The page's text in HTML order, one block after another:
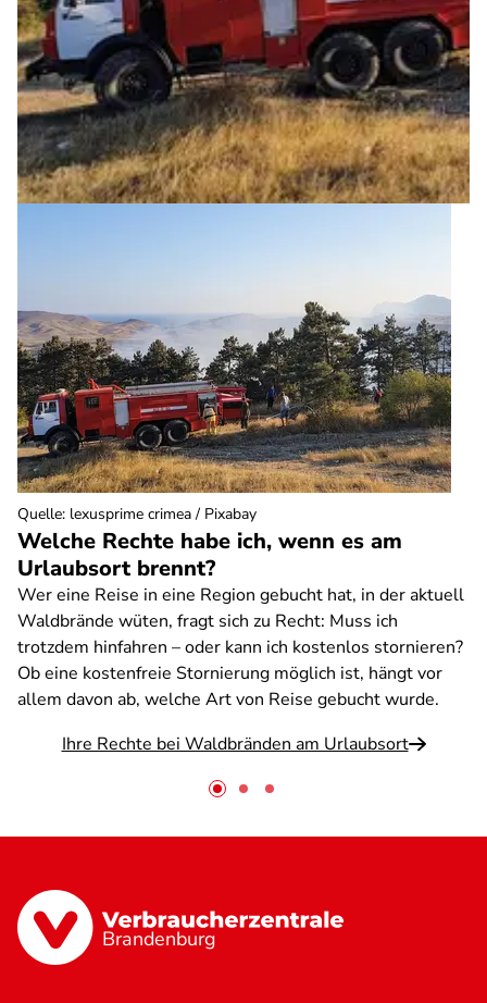
Welche Rechte habe ich, wenn es am
Urlaubsort brennt?
Wer eine Reise in eine Region gebucht hat, in der aktuell
Waldbrände wüten, fragt sich zu Recht: Muss ich
trotzdem hinfahren – oder kann ich kostenlos stornieren?
Ob eine kostenfreie Stornierung möglich ist, hängt vor
allem davon ab, welche Art von Reise gebucht wurde.
Ihre Rechte bei Waldbränden am Urlaubsort
Quelle: lexusprime crimea / Pixabay
Brandenburg